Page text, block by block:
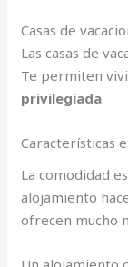
Casas de
Las casas de
Te permiten
privilegiada.
Características
La comodidad
alojamiento
ofrecen mucho